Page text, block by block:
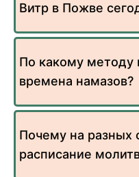
Витр в Пожве
По какому методу
времена намазов?
Почему на разных
расписание